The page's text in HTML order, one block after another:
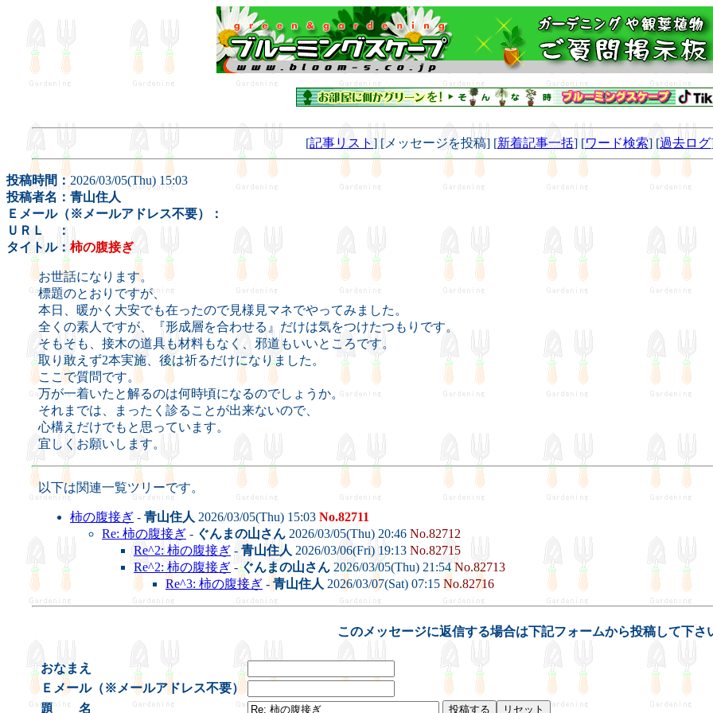
[記事リスト] [メッセージを投稿] [新着記事一括] [ワード検索] [過去ログ
投稿時間：2026/03/05(Thu) 15:03
投稿者名：青山住人
Ｅメール（※メールアドレス不要）：
ＵＲＬ ：
タイトル： 柿の腹接ぎ
お世話になります。
標題のとおりですが、
本日、暖かく大安でも在ったので見様見マネでやってみました。
全くの素人ですが、『形成層を合わせる』だけは気をつけたつもりです。
そもそも、接木の道具も材料もなく、邪道もいいところです。
取り敢えず2本実施、後は祈るだけになりました。
ここで質問です。
万が一着いたと解るのは何時頃になるのでしょうか。
それまでは、まったく診ることが出来ないので、
心構えだけでもと思っています。
宜しくお願いします。
以下は関連一覧ツリーです。
柿の腹接ぎ - 青山住人 2026/03/05(Thu) 15:03 No.82711
Re: 柿の腹接ぎ - ぐんまの山さん 2026/03/05(Thu) 20:46 No.82712
Re^2: 柿の腹接ぎ - 青山住人 2026/03/06(Fri) 19:13 No.82715
Re^2: 柿の腹接ぎ -ぐんまの山さん 2026/03/05(Thu) 21:54No.82713
Re^3: 柿の腹接ぎ -青山住人 2026/03/07(Sat) 07:15 No.82716
このメッセージに返信する場合は下記フォームから投稿して下さ
おなまえ
Ｅメール（※メールアドレス不要）
題 名